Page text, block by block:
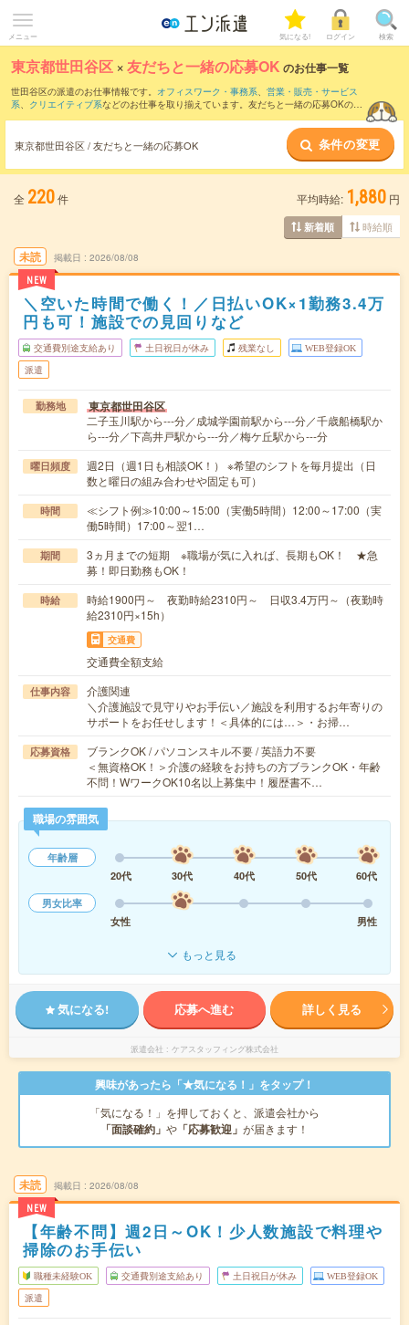
メニュー 気になる! ログイン 検索
東京都世田谷区 ×友だちと一緒の応募OK のお仕事一覧
世田谷区の派遣のお仕事情報です。 オフィスワーク・事務系、 営業・販売・サービス
系、 クリエイティブ系などのお仕事を取り揃えています。友だちと一緒の応募OKの条
東京都世田谷区 / 友だちと一緒の応募OK 条件の変更
全 220件 平均時給: 1,880 円
新着順 時給順
未読
NEW
掲載日 2026/08/08
＼空いた時間で働く！／日払いOK×1勤務3.4万
円も可！施設での見回りなど
交通費別途支給あり 土日祝日が休み 残業なし WEB登録OK
派遣
勤務地 東京都世田谷区
二子玉川駅から---分／成城学園前駅から---分／千歳船橋駅か
ら---分／下高井戸駅から---分／梅ケ丘駅から---分
曜日頻度
週2日（週1日も相談OK！） ※希望のシフトを毎月提出（日
数と曜日の組み合わせや固定も可）
時間
≪シフト例≫10:00～15:00（実働5時間）12:00～17:00（実
働5時間）17:00～翌1…
期間
3ヵ月までの短期 ※職場が気に入れば、長期もOK！ ★急
募！即日勤務もOK！
時給
時給1900円～ 夜勤時給2310円～ 日収3.4万円～（夜勤時
給2310円×15h）
交通費
交通費全額支給
仕事内容
介護関連
＼介護施設で見守りやお手伝い／施設を利用するお年寄りの
サポートをお任せします！＜具体的には…＞・お掃…
応募資格
ブランクOK / パソコンスキル不要 / 英語力不要
＜無資格OK！＞介護の経験をお持ちの方ブランクOK・年齢
不問！WワークOK10名以上募集中！履歴書不…
職場の雰囲気
年齢層
20代
30代 40代 50代
60代
男女比率
女性
男性
もっと見る
気になる! 応募へ進む 詳しく見る
派遣会社 ケアスタッフィング株式会社
興味があったら「★気になる！」をタップ！
「気になる！」を押しておくと、派遣会社から
「面談確約」 や 「応募歓迎」 が届きます！
未読
NEW
掲載日 2026/08/08
【年齢不問】週2日～OK！少人数施設で料理や
掃除のお手伝い
職種未経験OK 交通費別途支給あり 土日祝日が休み WEB登録OK
派遣